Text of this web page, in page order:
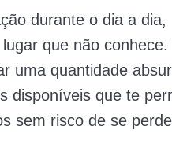
durante o dia a dia,
que não conhece.
uma quantidade
disponíveis que te
sem risco de se